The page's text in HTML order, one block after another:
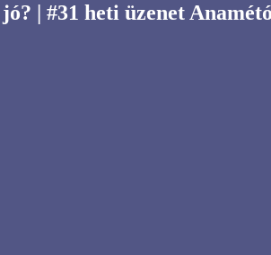
| #31 heti üzenet